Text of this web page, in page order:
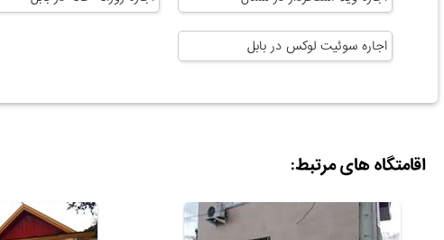
اجاره سوئیت لوکس در بابل
اقامتگاه های مرتبط: